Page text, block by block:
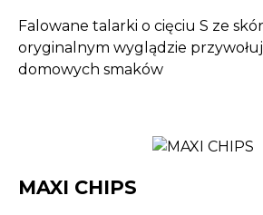
Falowane talarki o cięciu S ze
oryginalnym wyglądzie
domowych smaków
MAXI CHIPS